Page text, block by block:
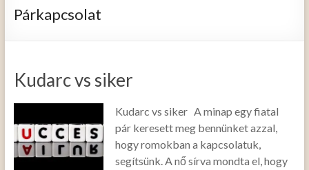
Párkapcsolat
Kudarc vs siker
Kudarc vs siker A minap egy fiatal
pár keresett meg bennünket azzal,
hogy romokban a kapcsolatuk,
segítsünk. A nő sírva mondta el, hogy